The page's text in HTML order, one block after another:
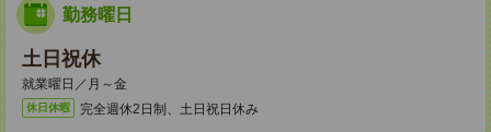
勤務曜日
土日祝休
就業曜日／月～金
休日休暇 完全週休2日制、土日祝日休み